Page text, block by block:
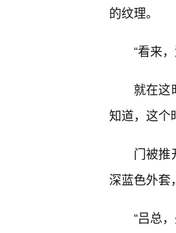
的纹理。
“看来
就在这
知道，这个
门被推
深蓝色外套
“吕总